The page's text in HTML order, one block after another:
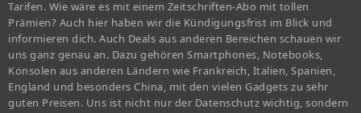
Tarifen. Wie wäre es mit einem Zeitschriften-Abo mit tollen
Prämien? Auch hier haben wir die Kündigungsfrist im Blick und
informieren dich. Auch Deals aus anderen Bereichen schauen wir
uns ganz genau an. Dazu gehören Smartphones, Notebooks,
Konsolen aus anderen Ländern wie Frankreich, Italien, Spanien,
England und besonders China, mit den vielen Gadgets zu sehr
guten Preisen. Uns ist nicht nur der Datenschutz wichtig, sondern